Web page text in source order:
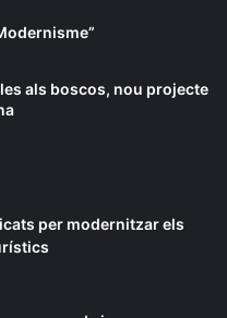
als boscos, nou projecte
per modernitzar els